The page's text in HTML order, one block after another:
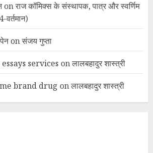
onराज कॉमिक्स के संस्थापक, पात्र और स्वर्णिम
वर्तमान)
onसंजय गुप्ता
services onलालबहादुर शास्त्री
brand drug onलालबहादुर शास्त्री